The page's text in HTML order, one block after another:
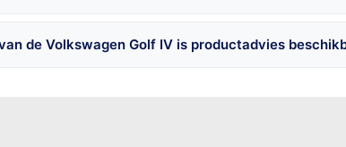
de Volkswagen Golf IV is productadvies